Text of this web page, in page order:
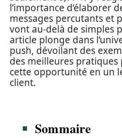
l’importance d’élaborer
messages percutants et
vont au-delà de simples
article plonge dans
push, dévoilant des
des meilleures
cette opportunité en un
client.
Sommaire